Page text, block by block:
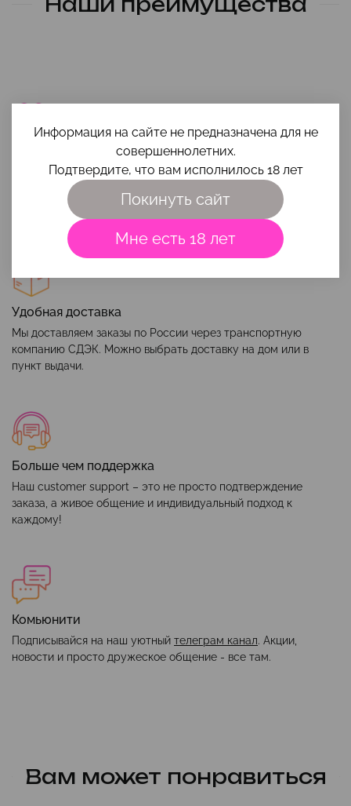
Помощь в выборе
Чтобы игрушка и интимная косметика вам максимально
подошли, приходи наконсультациюили напиши свой вопрос
smehigrehsexshop@gmail.com
Удобная доставка
Мы доставляем заказы по России через транспортную
компанию СДЭК. Можно выбрать доставку на дом или в
пункт выдачи.
Больше чем поддержка
Наш customer support – это не просто подтверждение
заказа, а живое общение и индивидуальный подход к
каждому!
Комьюнити
Подписывайся на наш уютный телеграм канал. Акции,
новости и просто дружеское общение - все там.
Вам может понравиться
Информация на сайте не предназначена для не
совершеннолетних.
Подтвердите, что вам исполнилось 18 лет
Покинуть сайт
Мне есть 18 лет